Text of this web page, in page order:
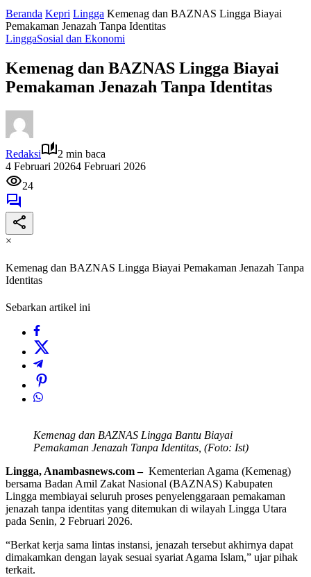
Beranda Kepri Lingga Kemenag dan BAZNAS Lingga Biayai
Pemakaman Jenazah Tanpa Identitas
LinggaSosial dan Ekonomi
Kemenag dan BAZNAS Lingga Biayai
Pemakaman Jenazah Tanpa Identitas
Redaksi
2 min baca
4 Februari 20264 Februari 2026
24
×
Kemenag dan BAZNAS Lingga Biayai Pemakaman Jenazah Tanpa
Identitas
Sebarkan artikel ini
Kemenag dan BAZNAS Lingga Bantu Biayai
Pemakaman Jenazah Tanpa Identitas, (Foto: Ist)
Lingga, Anambasnews.com – Kementerian Agama (Kemenag)
bersama Badan Amil Zakat Nasional (BAZNAS) Kabupaten
Lingga membiayai seluruh proses penyelenggaraan pemakaman
jenazah tanpa identitas yang ditemukan di wilayah Lingga Utara
pada Senin, 2 Februari 2026.
“Berkat kerja sama lintas instansi, jenazah tersebut akhirnya dapat
dimakamkan dengan layak sesuai syariat Agama Islam,” ujar pihak
terkait.